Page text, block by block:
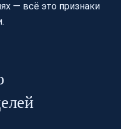
— всё это признаки